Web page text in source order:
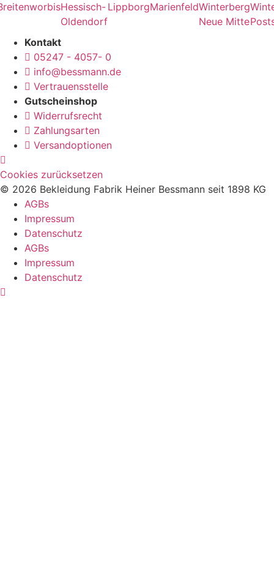
Hessisch-
Oldendorf
LippborgMarienfeldWinterberg
Neue Mitte
Kontakt
05247 - 4057- 0
info@bessmann.de
Vertrauensstelle
Gutscheinshop
Widerrufsrecht
Zahlungsarten
Versandoptionen
Cookies zurücksetzen
© 2026 Bekleidung Fabrik Heiner Bessmann seit 1898 KG
AGBs
Impressum
Datenschutz
AGBs
Impressum
Datenschutz